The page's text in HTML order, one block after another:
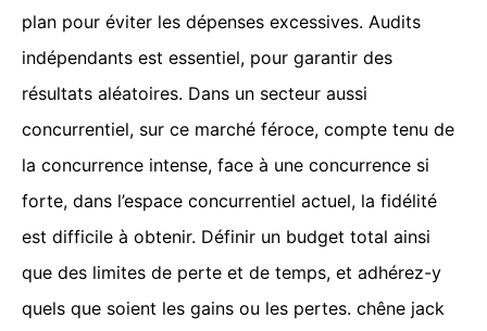
plan pour éviter les dépenses excessives. Audits
indépendants est essentiel, pour garantir des
résultats aléatoires. Dans un secteur aussi
concurrentiel, sur ce marché féroce, compte tenu de
la concurrence intense, face à une concurrence si
forte, dans l’espace concurrentiel actuel, la fidélité
est difficile à obtenir. Définir un budget total ainsi
que des limites de perte et de temps, et adhérez-y
quels que soient les gains ou les pertes. chêne jack